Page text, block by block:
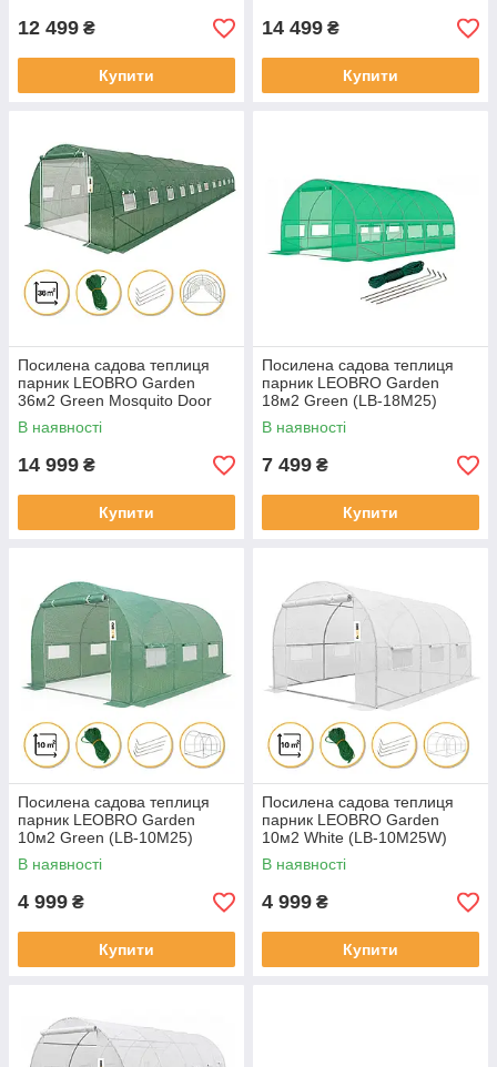
12 499 ₴
Купити
14 499 ₴
Купити
Посилена садова теплиця
парник LEOBRO Garden
36м2 Green Mosquito Door
(LB-G129-GRN)
В наявності
14 999 ₴
Купити
Посилена садова теплиця
парник LEOBRO Garden
18м2 Green (LB-18M25)
В наявності
7 499 ₴
Купити
Посилена садова теплиця
парник LEOBRO Garden
10м2 Green (LB-10M25)
В наявності
4 999 ₴
Купити
Посилена садова теплиця
парник LEOBRO Garden
10м2 White (LB-10M25W)
В наявності
4 999 ₴
Купити